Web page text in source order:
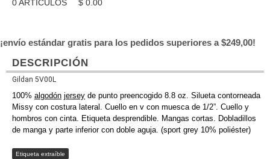
0ARTÍCULOS $ 0.00
¡envío estándar gratis para los pedidos superiores a $249,00!
DESCRIPCIÓN
Gildan 5V00L
100% algodón jersey de punto preencogido 8.8 oz. Silueta contorneada
Missy con costura lateral. Cuello en v con muesca de 1/2”. Cuello y
hombros con cinta. Etiqueta desprendible. Mangas cortas. Dobladillos
de manga y parte inferior con doble aguja. (sport grey 10% poliéster)
Etiqueta extraíble